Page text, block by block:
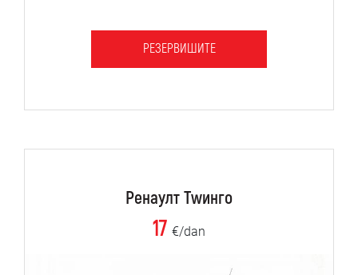
РЕЗЕРВИШИТЕ
Ренаулт Тwинго
17 €/dan